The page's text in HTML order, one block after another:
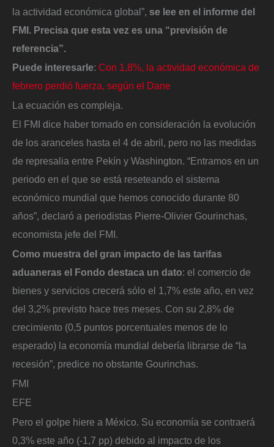
la actividad económica global”, se lee en el informe del
FMI. Precisa que esta vez es una “previsión de
referencia”.
Puede interesarle: Con 1,8%, la actividad económica de
febrero perdió fuerza, según el Dane
La ecuación es compleja.
El FMI dice haber tomado en consideración la evolución
de los aranceles hasta el 4 de abril, pero no las medidas
de represalia entre Pekín y Washington. “Entramos en un
periodo en el que se está reseteando el sistema
económico mundial que hemos conocido durante 80
años”, declaró a periodistas Pierre-Olivier Gourinchas,
economista jefe del FMI.
Como muestra del gran impacto de las tarifas
aduaneras el Fondo destaca un dato: el comercio de
bienes y servicios crecerá sólo el 1,7% este año, en vez
del 3,2% previsto hace tres meses. Con su 2,8% de
crecimiento (0,5 puntos porcentuales menos de lo
esperado) la economía mundial debería librarse de “la
recesión”, predice no obstante Gourinchas.
FMI
EFE
Pero el golpe hiere a México. Su economía se contraerá
0,3% este año (-1,7 pp) debido al impacto de los